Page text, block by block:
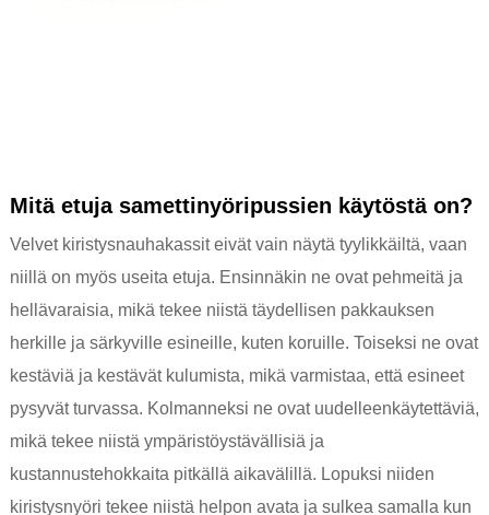
Mitä etuja samettinyöripussien käytöstä on?
Velvet kiristysnauhakassit eivät vain näytä tyylikkäiltä, ​​vaan
niillä on myös useita etuja. Ensinnäkin ne ovat pehmeitä ja
hellävaraisia, mikä tekee niistä täydellisen pakkauksen
herkille ja särkyville esineille, kuten koruille. Toiseksi ne ovat
kestäviä ja kestävät kulumista, mikä varmistaa, että esineet
pysyvät turvassa. Kolmanneksi ne ovat uudelleenkäytettäviä,
mikä tekee niistä ympäristöystävällisiä ja
kustannustehokkaita pitkällä aikavälillä. Lopuksi niiden
kiristysnyöri tekee niistä helpon avata ja sulkea samalla kun